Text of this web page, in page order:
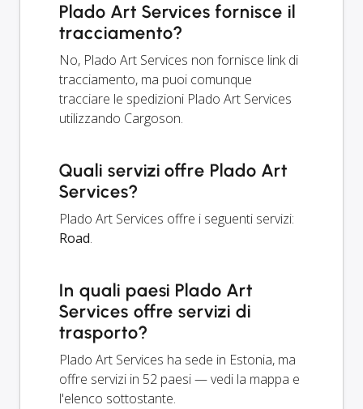
Plado Art Services fornisce il
tracciamento?
No, Plado Art Services non fornisce link di
tracciamento, ma puoi comunque
tracciare le spedizioni Plado Art Services
utilizzando Cargoson.
Quali servizi offre Plado Art
Services?
Plado Art Services offre i seguenti servizi:
Road.
In quali paesi Plado Art
Services offre servizi di
trasporto?
Plado Art Services ha sede in Estonia, ma
offre servizi in 52 paesi — vedi la mappa e
l'elenco sottostante.